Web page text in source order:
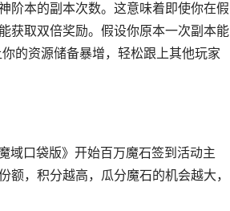
本的副本次数。这意味着即使你在假
获取双倍奖励。假设你原本一次副本能
的资源储备暴增，轻松跟上其他玩家
口袋版》开始百万魔石签到活动主
，积分越高，瓜分魔石的机会越大，